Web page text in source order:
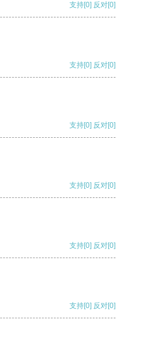
支持[0] 反对[0]
支持[0] 反对[0]
支持[0] 反对[0]
支持[0] 反对[0]
支持[0] 反对[0]
支持[0] 反对[0]